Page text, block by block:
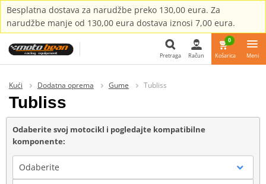
Besplatna dostava za narudžbe preko 130,00 eura. Za
narudžbe manje od 130,00 eura dostava iznosi 7,00 eura.
Pretraga Račun
0
Košarica Meni
Kući Dodatna oprema Gume Tubliss
Tubliss
Odaberite svoj motocikl i pogledajte kompatibilne
komponente:
Odaberite